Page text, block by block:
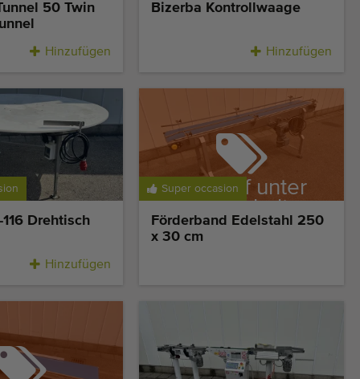
50 Twin
Hinzufügen
Bizerba Kontrollwaage
Hinzufügen
116 Drehtisch
Hinzufügen
Super occasion
Verkauf unter
Vorbehalt
Förderband Edelstahl 250
x 30 cm